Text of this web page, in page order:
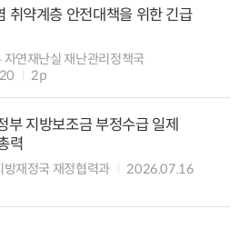
취약계층 안전대책을 위한 긴급
연재난실 재난관리정책국
2p
부 지방보조금 부정수급 일제
력
재정국 재정협력과
2026.07.16